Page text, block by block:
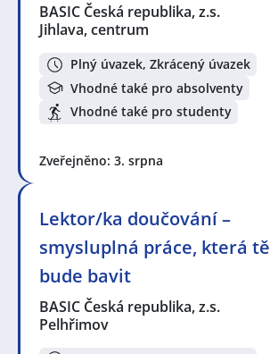
BASIC Česká republika, z.s.
Jihlava, centrum
Plný úvazek, Zkrácený úvazek
Vhodné také pro absolventy
Vhodné také pro studenty
Zveřejněno: 3. srpna
Lektor/ka doučování –
smysluplná práce, která tě
bude bavit
BASIC Česká republika, z.s.
Pelhřimov